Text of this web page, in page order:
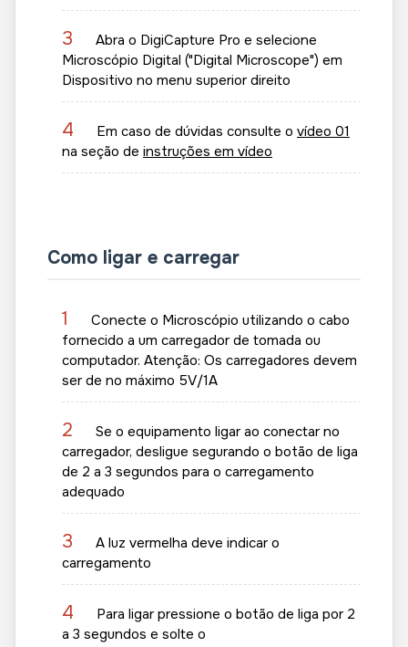
3
Abra o DigiCapture Pro e selecione
Microscópio Digital ("Digital Microscope") em
Dispositivo no menu superior direito
4 Em caso de dúvidas consulte o vídeo 01
na seção de instruções em vídeo
Como ligar e carregar
1
Conecte o Microscópio utilizando o cabo
fornecido a um carregador de tomada ou
computador. Atenção: Os carregadores devem
ser de no máximo 5V/1A
2
Se o equipamento ligar ao conectar no
carregador, desligue segurando o botão de liga
de 2 a 3 segundos para o carregamento
adequado
3
A luz vermelha deve indicar o
carregamento
4
Para ligar pressione o botão de liga por 2
a 3 segundos e solte o